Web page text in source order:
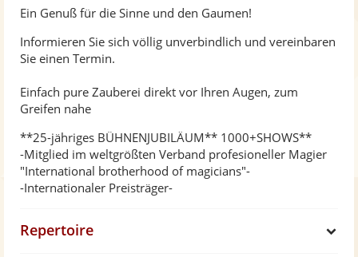
Ein Genuß für die Sinne und den Gaumen!
Informieren Sie sich völlig unverbindlich und vereinbaren
Sie einen Termin.
Einfach pure Zauberei direkt vor Ihren Augen, zum
Greifen nahe
**25-jähriges BÜHNENJUBILÄUM** 1000+SHOWS**
-Mitglied im weltgrößten Verband profesioneller Magier
"International brotherhood of magicians"-
-Internationaler Preisträger-
Repertoire